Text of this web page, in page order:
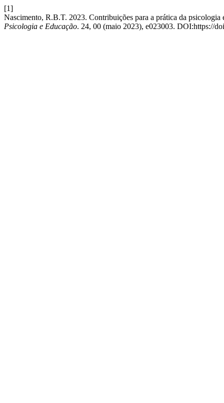
[1]
Nascimento, R.B.T. 2023. Contribuições para a prática da
Psicologia e Educação. 24, 00 (maio 2023), e023003. DOI:https://